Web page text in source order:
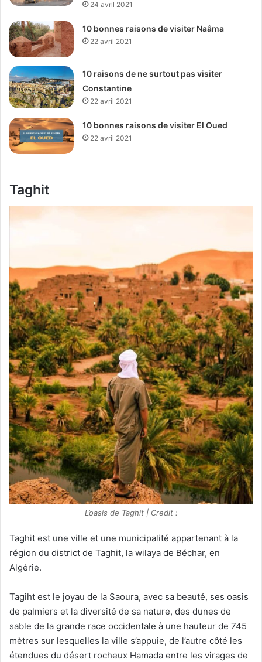
24 avril 2021
10 bonnes raisons de visiter Naâma
22 avril 2021
10 raisons de ne surtout pas visiter
Constantine
22 avril 2021
10 bonnes raisons de visiter El Oued
22 avril 2021
Taghit
L’oasis de Taghit | Credit :
Taghit est une ville et une municipalité appartenant à la
région du district de Taghit, la wilaya de Béchar, en
Algérie.
Tagiht est le joyau de la Saoura, avec sa beauté, ses oasis
de palmiers et la diversité de sa nature, des dunes de
sable de la grande race occidentale à une hauteur de 745
mètres sur lesquelles la ville s’appuie, de l’autre côté les
étendues du désert rocheux Hamada entre les virages de